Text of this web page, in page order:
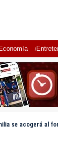
Economía
se acogerá al